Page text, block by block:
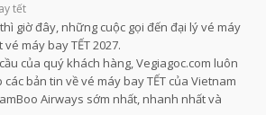
tết
giờ đây, những cuộc gọi đến đại lý vé máy
máy bay TẾT 2027.
của quý khách hàng, Vegiagoc.com luôn
bản tin về vé máy bay TẾT của Vietnam
Airways sớm nhất, nhanh nhất và